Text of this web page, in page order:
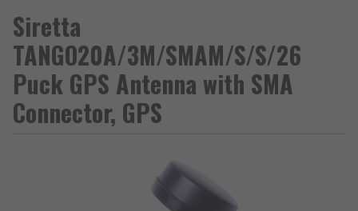
Siretta
TANGO20A/3M/SMAM/S/S/26
Puck GPS Antenna with SMA
Connector, GPS